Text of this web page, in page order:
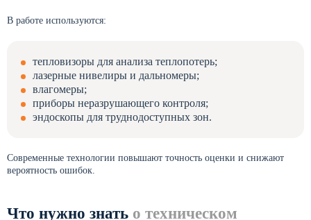
В работе используются:
тепловизоры для анализа теплопотерь;
лазерные нивелиры и дальномеры;
влагомеры;
приборы неразрушающего контроля;
эндоскопы для труднодоступных зон.
Современные технологии повышают точность оценки и снижают
вероятность ошибок.
Что нужно знать о техническом